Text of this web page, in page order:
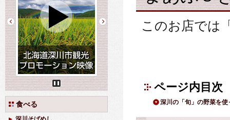
このお店では
ページ内目次
深川の「旬」の野菜を
Pause
食べる